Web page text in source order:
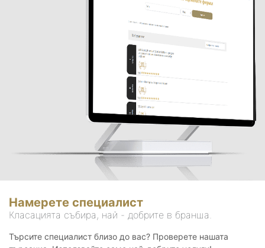
Намерете специалист
Класацията събира, най - добрите в бранша.
Търсите специалист близо до вас? Проверете нашата